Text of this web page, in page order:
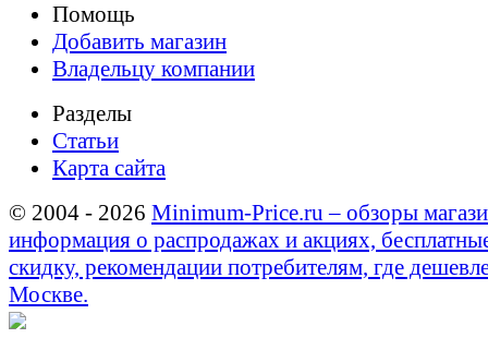
Помощь
Добавить магазин
Владельцу компании
Разделы
Статьи
Карта сайта
© 2004 - 2026 Minimum-Price.ru – обзоры
информация о распродажах и акциях,
скидку, рекомендации потребителям, где
Москве.